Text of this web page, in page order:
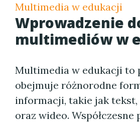
Multimedia w edukacji
Wprowadzenie
multimediów w
Multimedia w edukacji to
obejmuje różnorodne
informacji, takie jak tekst,
oraz wideo. Współczesne